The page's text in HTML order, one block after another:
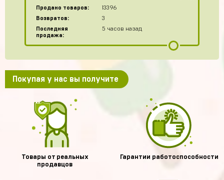
Продано товаров:
13396
Возвратов:
3
Последняя
продажа:
5 часов назад
Покупая у нас вы получите
Товары от реальных
продавцов
Гарантии работоспособности